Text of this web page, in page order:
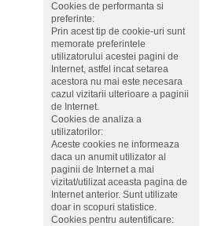
Cookies de performanta si
preferinte:
Prin acest tip de cookie-uri sunt
memorate preferintele
utilizatorului acestei pagini de
Internet, astfel incat setarea
acestora nu mai este necesara
cazul vizitarii ulterioare a paginii
de Internet.
Cookies de analiza a
utilizatorilor:
Aceste cookies ne informeaza
daca un anumit utilizator al
paginii de Internet a mai
vizitat/utilizat aceasta pagina de
Internet anterior. Sunt utilizate
doar in scopuri statistice.
Cookies pentru autentificare: